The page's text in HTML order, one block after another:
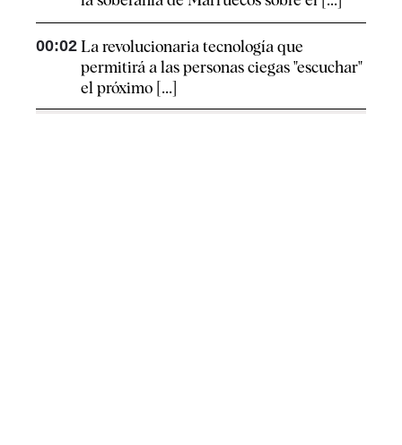
00:02 La revolucionaria tecnología que
permitirá a las personas ciegas "escuchar"
el próximo [...]